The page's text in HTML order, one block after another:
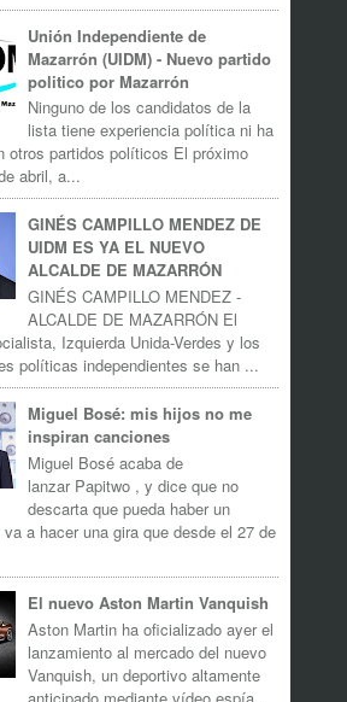
Unión Independiente de
Mazarrón (UIDM) - Nuevo partido
politico por Mazarrón
Ninguno de los candidatos de la
lista tiene experiencia política ni ha
otros partidos políticos El próximo
abril, a...
GINÉS CAMPILLO MENDEZ DE
UIDM ES YA EL NUEVO
ALCALDE DE MAZARRÓN
GINÉS CAMPILLO MENDEZ -
ALCALDE DE MAZARRÓN El
Izquierda Unida-Verdes y los
políticas independientes se han ...
Miguel Bosé: mis hijos no me
inspiran canciones
Miguel Bosé acaba de
lanzar Papitwo , y dice que no
descarta que pueda haber un
va a hacer una gira que desde el 27 de
El nuevo Aston Martin Vanquish
Aston Martin ha oficializado ayer el
lanzamiento al mercado del nuevo
Vanquish, un deportivo altamente
anticipado mediante vídeo espía...